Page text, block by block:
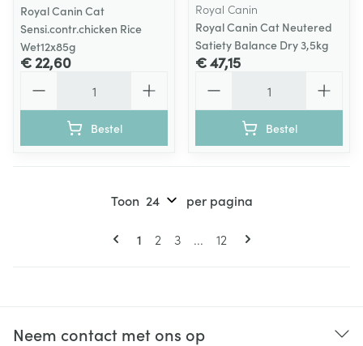
Royal Canin Cat
Sensi.contr.chicken Rice
Wet12x85g
€ 22,60
Bestel
Royal Canin
Royal Canin Cat Neutered
Satiety Balance Dry 3,5kg
€ 47,15
Bestel
Pagina's
U lees momenteel pagina
1 Pagina
2 Pagina
3 ... Pagina
12
Toon per pagina
Neem contact met ons op